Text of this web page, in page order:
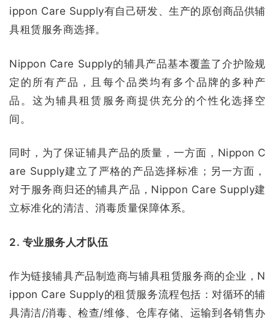
ippon Care Supply有自己研发、生产的原创商品供辅
具租赁服务商选择。
Nippon Care Supply的辅具产品基本覆盖了介护险规
定的所有产品，且每个品类均有多个品牌的多种产
品。这为辅具租赁服务商提供充分的个性化选择空
间。
同时，为了保证辅具产品的质量，一方面，Nippon C
are Supply建立了严格的产品选择标准；另一方面，
对于服务商归还的辅具产品，Nippon Care Supply建
立标准化的清洁、消毒质量保障体系。
2. 专业服务人才队伍
作为链接辅具产品制造商与辅具租赁服务商的企业，N
ippon Care Supply的租赁服务流程包括：对循环的辅
具清洁/消毒、检查/维修、仓库存储、运输到各销售办